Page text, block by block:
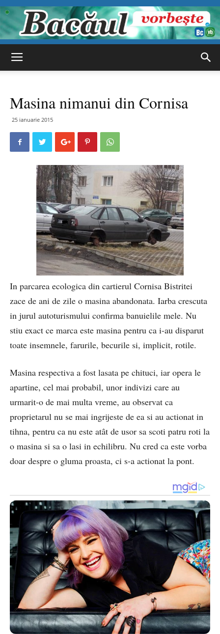
vorbește
Masina nimanui din Cornisa
25 ianuarie 2015
In parcarea ecologica din cartierul Cornisa Bistritei
zace de ani de zile o masina abandonata. Iarba crescuta
in jurul autoturismului confirma banuielile mele. Nu
stiu exact ce marca este masina pentru ca i-au disparut
toate insemnele, farurile, becurile si, implicit, rotile.
Masina respectiva a fost lasata pe chituci, iar opera le
apartine, cel mai probabil, unor indivizi care au
urmarit-o de mai multa vreme, au observat ca
proprietarul nu se mai ingrijeste de ea si au actionat in
tihna, pentru ca nu este atât de usor sa scoti patru roti la
o masina si sa o lasi in echilibru. Nu cred ca este vorba
doar despre o gluma proasta, ci s-a actionat la pont.